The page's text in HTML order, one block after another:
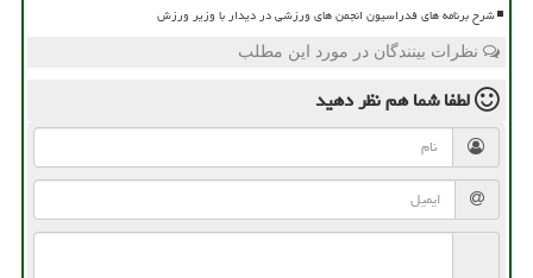
شرح برنامه های فدراسیون انجمن های ورزشی در دیدار با وزیر ورزش
نظرات بینندگان در مورد این مطلب
لطفا شما همنظر دهید